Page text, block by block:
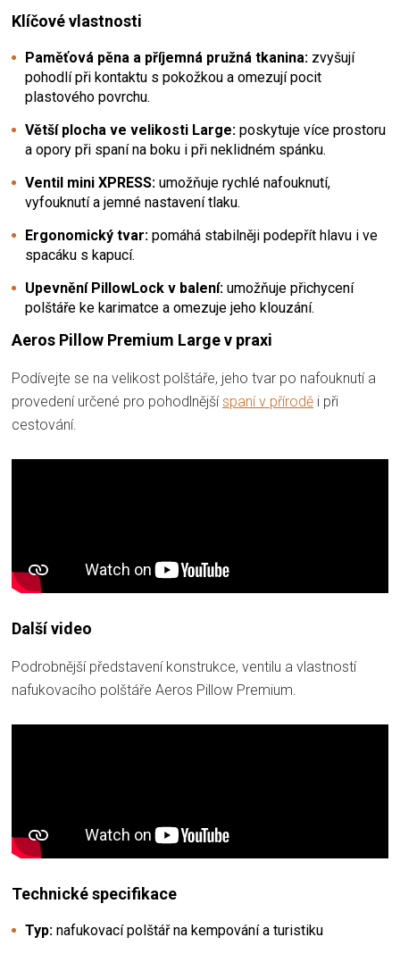
Klíčové vlastnosti
Paměťová pěna a příjemná pružná tkanina: zvyšují
pohodlí při kontaktu s pokožkou a omezují pocit
plastového povrchu.
Větší plocha ve velikosti Large: poskytuje více prostoru
a opory při spaní na boku i při neklidném spánku.
Ventil mini XPRESS: umožňuje rychlé nafouknutí,
vyfouknutí a jemné nastavení tlaku.
Ergonomický tvar: pomáhá stabilněji podepřít hlavu i ve
spacáku s kapucí.
Upevnění PillowLock v balení: umožňuje přichycení
polštáře ke karimatce a omezuje jeho klouzání.
Aeros Pillow Premium Large v praxi
Podívejte se na velikost polštáře, jeho tvar po nafouknutí a
provedení určené pro pohodlnějšíspaní v přírodě i při
cestování.
Další video
Podrobnější představení konstrukce, ventilu a vlastností
nafukovacího polštáře Aeros Pillow Premium.
Technické specifikace
Typ: nafukovací polštář na kempování a turistiku